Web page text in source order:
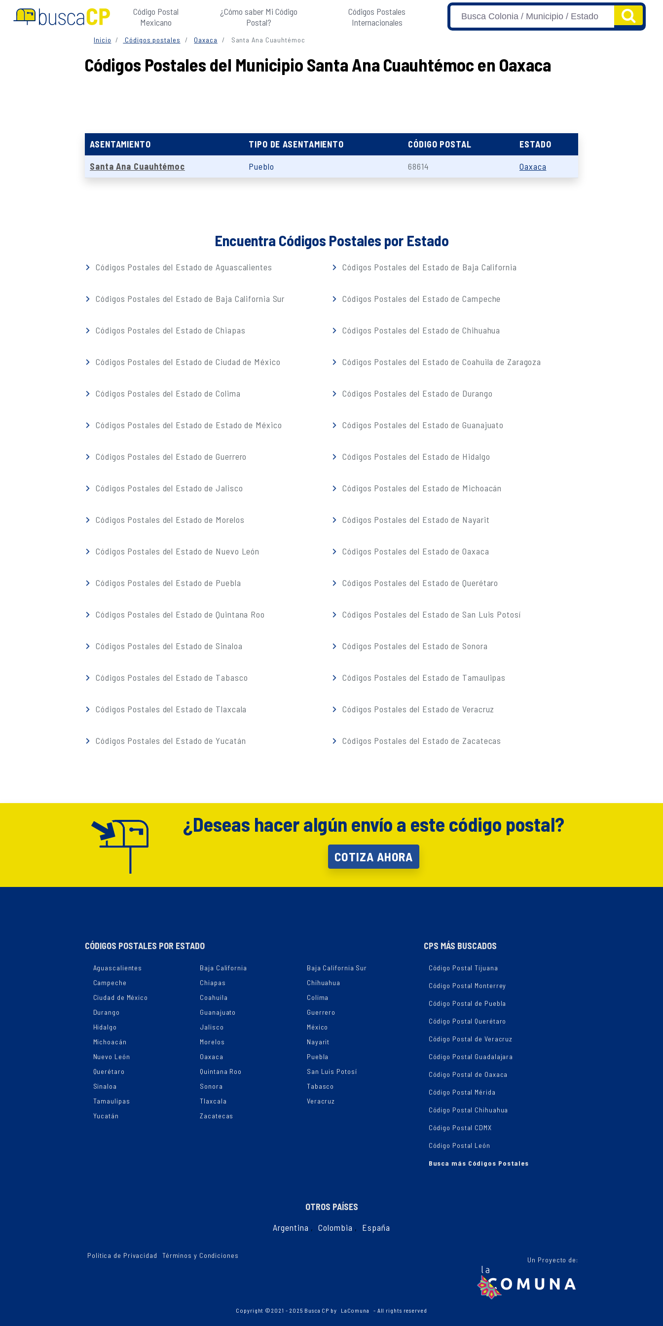
Código Postal
Mexicano
¿Cómo saber Mi Código
Postal?
Códigos Postales
Internacionales
Inicio Códigos postales Oaxaca Santa Ana Cuauhtémoc
Códigos Postales del Municipio Santa Ana Cuauhtémoc en Oaxaca
ASENTAMIENTO TIPO DE ASENTAMIENTO CÓDIGO POSTAL ESTADO
Santa Ana Cuauhtémoc Pueblo 68614 Oaxaca
Encuentra Códigos Postales por Estado
Códigos Postales del Estado de Aguascalientes Códigos Postales del Estado de Baja California
Códigos Postales del Estado de Baja California Sur Códigos Postales del Estado de Campeche
Códigos Postales del Estado de Chiapas Códigos Postales del Estado de Chihuahua
Códigos Postales del Estado de Ciudad de México Códigos Postales del Estado de Coahuila de Zaragoza
Códigos Postales del Estado de Colima Códigos Postales del Estado de Durango
Códigos Postales del Estado de Estado de México Códigos Postales del Estado de Guanajuato
Códigos Postales del Estado de Guerrero Códigos Postales del Estado de Hidalgo
Códigos Postales del Estado de Jalisco Códigos Postales del Estado de Michoacán
Códigos Postales del Estado de Morelos Códigos Postales del Estado de Nayarit
Códigos Postales del Estado de Nuevo León Códigos Postales del Estado de Oaxaca
Códigos Postales del Estado de Puebla Códigos Postales del Estado de Querétaro
Códigos Postales del Estado de Quintana Roo Códigos Postales del Estado de San Luis Potosí
Códigos Postales del Estado de Sinaloa Códigos Postales del Estado de Sonora
Códigos Postales del Estado de Tabasco Códigos Postales del Estado de Tamaulipas
Códigos Postales del Estado de Tlaxcala Códigos Postales del Estado de Veracruz
Códigos Postales del Estado de Yucatán Códigos Postales del Estado de Zacatecas
¿Deseas hacer algún envío a este código postal?
COTIZA AHORA
CÓDIGOS POSTALES POR ESTADO
Aguascalientes Baja California
Baja California Sur
Campeche
Chiapas
Chihuahua
Ciudad de México
Coahuila
Colima
Durango
Guanajuato
Guerrero
Hidalgo
Jalisco
México
Michoacán
Morelos
Nayarit
Nuevo León
Oaxaca
Puebla
Querétaro
Quintana Roo
San Luis Potosí
Sinaloa
Sonora
Tabasco
Tamaulipas
Tlaxcala
Veracruz
Yucatán
Zacatecas
CPS MÁS BUSCADOS
Código Postal Tijuana
Código Postal Monterrey
Código Postal de Puebla
Código Postal Querétaro
Código Postal de Veracruz
Código Postal Guadalajara
Código Postal de Oaxaca
Código Postal Mérida
Código Postal Chihuahua
Código Postal CDMX
Código Postal León
Busca más Códigos Postales
OTROS PAÍSES
Argentina , Colombia , España
Política de Privacidad Términos y Condiciones
Un Proyecto de:
Copyright ©2021 - 2025 Busca CP by LaComuna - All rights reserved